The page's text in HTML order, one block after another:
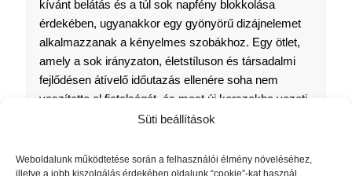
Süti beállítások
Weboldalunk működtetése során a felhasználói élmény növeléséhez,
illetve a jobb kiszolgálás érdekében oldalunk “cookie”-kat használ.
kívánt belátás és a túl sok napfény blokkolása
érdekében, ugyanakkor egy gyönyörű dizájnelemet
alkalmazzanak a kényelmes szobákhoz. Egy ötlet,
amely a sok irányzaton, életstíluson és társadalmi
fejlődésen átívelő időutazás ellenére soha nem
veszítette el fiatalságát, és most új korszakba vezeti
a modern életet friss szellemiséggel és innovatív